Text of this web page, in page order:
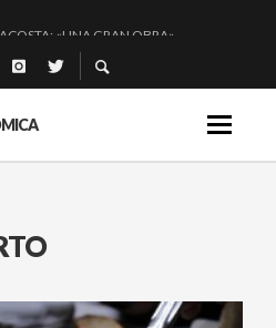
«UNA GRAN OBRA»
MUCHO MÁS QUE UN BAR.
ESENCIAL Y BRILLANTE.